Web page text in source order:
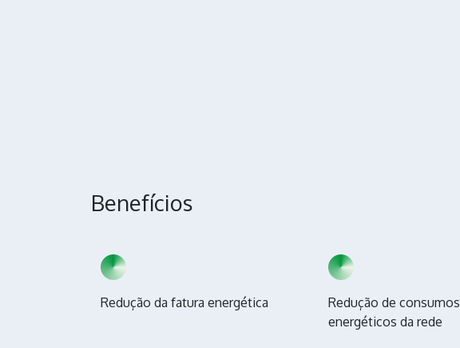
Benefícios
Redução da fatura energética
Redução de consumos
energéticos da rede